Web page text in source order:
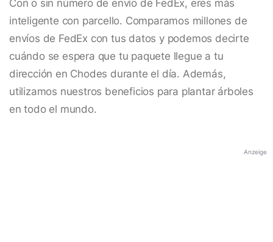
Con o sin número de envío de FedEx, eres más
inteligente con parcello. Comparamos millones de
envíos de FedEx con tus datos y podemos decirte
cuándo se espera que tu paquete llegue a tu
dirección en Chodes durante el día. Además,
utilizamos nuestros beneficios para plantar árboles
en todo el mundo.
Anzeige